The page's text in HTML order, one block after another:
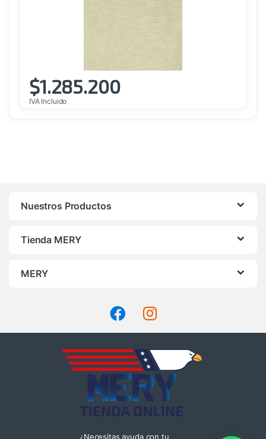
$1.285.200
IVA Incluido
Nuestros Productos
Tienda MERY
MERY
¿Necesitas ayuda con tu